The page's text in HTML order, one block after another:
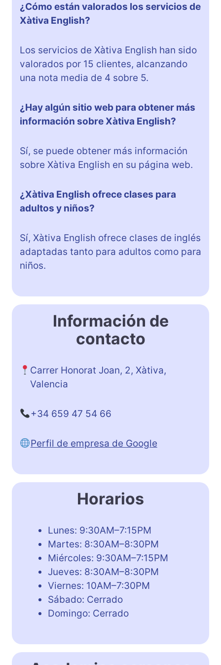
¿Cómo están valorados los servicios de
Xàtiva English?
Los servicios de Xàtiva English han sido
valorados por 15 clientes, alcanzando
una nota media de 4 sobre 5.
¿Hay algún sitio web para obtener más
información sobre Xàtiva English?
Sí, se puede obtener más información
sobre Xàtiva English en su página web.
¿Xàtiva English ofrece clases para
adultos y niños?
Sí, Xàtiva English ofrece clases de inglés
adaptadas tanto para adultos como para
niños.
Información de
contacto
Carrer Honorat Joan, 2, Xàtiva,
Valencia
+34 659 47 54 66
Perfil de empresa de Google
Horarios
Lunes: 9:30AM–7:15PM
Martes: 8:30AM–8:30PM
Miércoles: 9:30AM–7:15PM
Jueves: 8:30AM–8:30PM
Viernes: 10AM–7:30PM
Sábado: Cerrado
Domingo: Cerrado